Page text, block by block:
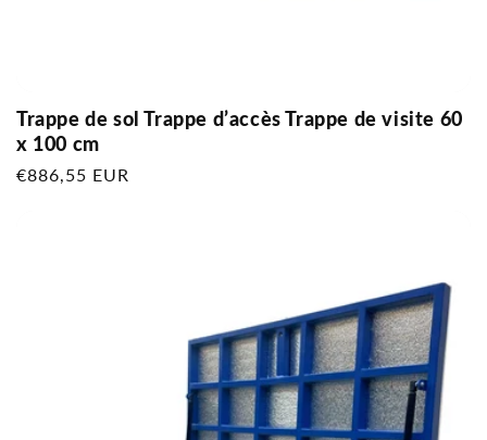
Trappe de sol Trappe d’accès Trappe de visite 60
x 100 cm
Prix
€886,55 EUR